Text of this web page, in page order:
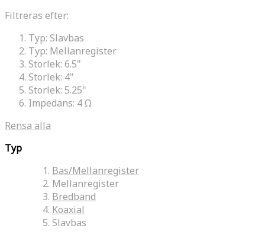
Filtreras efter:
Typ: Slavbas
Typ: Mellanregister
Storlek: 6.5"
Storlek: 4"
Storlek: 5.25"
Impedans: 4 Ω
Rensa alla
Typ
Bas/Mellanregister
Mellanregister
Bredband
Koaxial
Slavbas